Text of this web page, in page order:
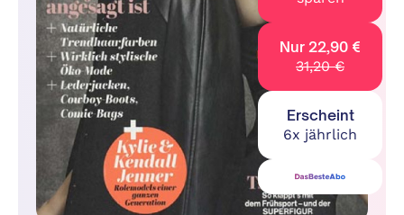
Nur 22,90 €
31,20 €
Erscheint
6x jährlich